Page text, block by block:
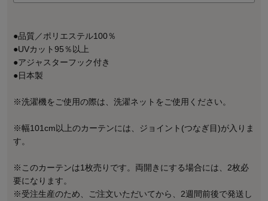
●品質／ポリエステル100％
●UVカット95％以上
●アジャスターフック付き
●日本製
※洗濯機をご使用の際は、洗濯ネットをご使用ください。
※幅101cm以上のカーテンには、ジョイント(つなぎ目)が入りま
す。
※このカーテンは1枚売りです。両開きにする場合には、2枚必
要になります。
※受注生産のため、ご注文いただいてから、2週間前後で発送し